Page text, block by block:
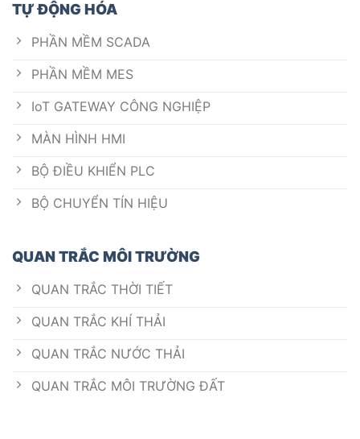
TỰ ĐỘNG HÓA
PHẦN MỀM SCADA
PHẦN MỀM MES
IoT GATEWAY CÔNG NGHIỆP
MÀN HÌNH HMI
BỘ ĐIỀU KHIỂN PLC
BỘ CHUYỂN TÍN HIỆU
QUAN TRẮC MÔI TRƯỜNG
QUAN TRẮC THỜI TIẾT
QUAN TRẮC KHÍ THẢI
QUAN TRẮC NƯỚC THẢI
QUAN TRẮC MÔI TRƯỜNG ĐẤT